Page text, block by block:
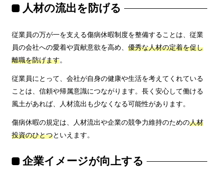
人材の流出を防げる
従業員の万が一を支える傷病休暇制度を整備することは、従業
員の会社への愛着や貢献意欲を高め、 優秀な人材の定着を促し
離職を防げます。
従業員にとって、会社が自身の健康や生活を考えてくれている
ことは、信頼や帰属意識につながります。長く安心して働ける
風土があれば、人材流出も少なくなる可能性があります。
傷病休暇の規定は、人材流出や企業の競争力維持のための人材
投資のひとつといえます。
企業イメージが向上する